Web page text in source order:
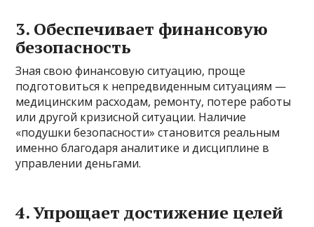
3. Обеспечивает финансовую
безопасность
Зная свою финансовую ситуацию, проще
подготовиться к непредвиденным ситуациям —
медицинским расходам, ремонту, потере работы
или другой кризисной ситуации. Наличие
«подушки безопасности» становится реальным
именно благодаря аналитике и дисциплине в
управлении деньгами.
4. Упрощает достижение целей